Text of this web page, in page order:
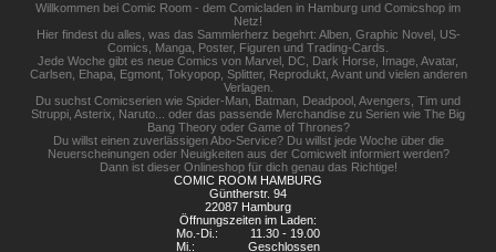
Willkommen bei Comic Room - dem Comicladen in Hamburg und Comicshop im
Netz!
Hier findest du alles, was das Sammlerherz begehrt: Alben, Graphic Novel, US-
Comics, Manga, Poster, Figuren und Trading-Cards.
Jede Woche gibt es neue Comics von Marvel, DC, Dark Horse, Image, Avatar,
Carlsen, Ehapa, Egmont, Tokyopop, Splitter, Reprodukt, Avant und vielen anderen
Verlagen.
Du suchst Comicserien wie Spider-Man, Batman, Deadpool, Avengers, Tim und
Struppi, Asterix, Naruto... oder das passende Merchandise zu Serien wie The Big
Bang Theory oder Game of Thrones?
Du willst einen zuverlässigen Abo-Service? Du willst jede Woche über die
Neuerscheinungen oder Neuigkeiten aus der Comicwelt informiert werden?
Dann ist dieser Onlineshop für dich genau das Richtige!
COMIC ROOM HAMBURG
Güntherstr. 94
22087 Hamburg
Öffnungszeiten im Laden:
Mo.-Di.:
11.30 - 19.00
Mi.:
Geschlossen